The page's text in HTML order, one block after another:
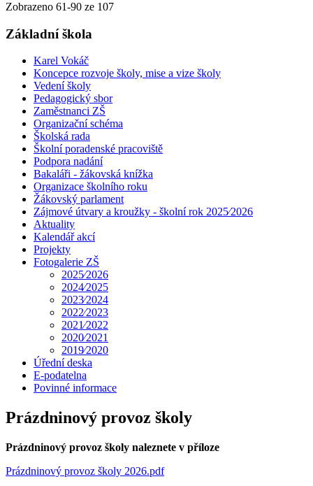
Zobrazeno 61-90 ze 107
Základní škola
Karel Vokáč
Koncepce rozvoje školy, mise a vize školy
Vedení školy
Pedagogický sbor
Zaměstnanci ZŠ
Organizační schéma
Školská rada
Školní poradenské pracoviště
Podpora nadání
Bakaláři - žákovská knížka
Organizace školního roku
Žákovský parlament
Zájmové útvary a kroužky - školní rok 2025⁄2026
Aktuality
Kalendář akcí
Projekty
Fotogalerie ZŠ
2025⁄2026
2024⁄2025
2023⁄2024
2022⁄2023
2021⁄2022
2020⁄2021
2019⁄2020
Úřední deska
E-podatelna
Povinné informace
Prázdninový provoz školy
Prázdninový provoz školy naleznete v příloze
Prázdninový provoz školy 2026.pdf